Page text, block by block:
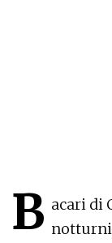
B acari di